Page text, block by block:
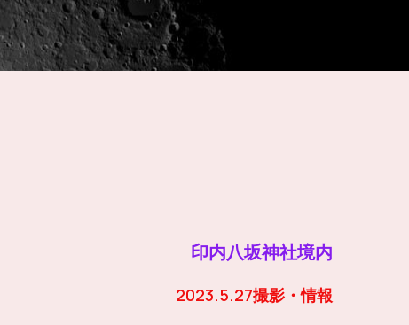
印内八坂神社境内
2023.5.27撮影・情報